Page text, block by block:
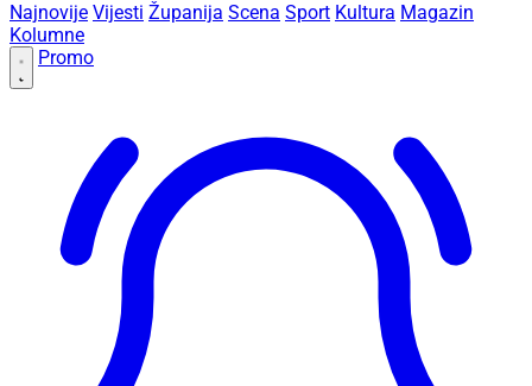
Najnovije Vijesti Županija Scena Sport Kultura Magazin
Kolumne
Promo